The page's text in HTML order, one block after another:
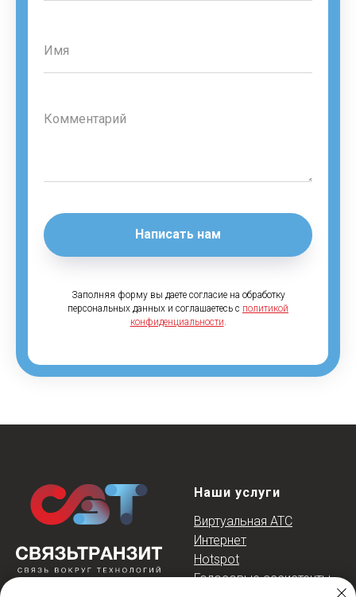
Написать нам
Заполняя форму вы даете согласие на обработку
персональных данных и соглашаетесь c политикой
конфиденциальности.
Наши услуги
Виртуальная АТС
Интернет
Hotspot
Голосовые ассистенты